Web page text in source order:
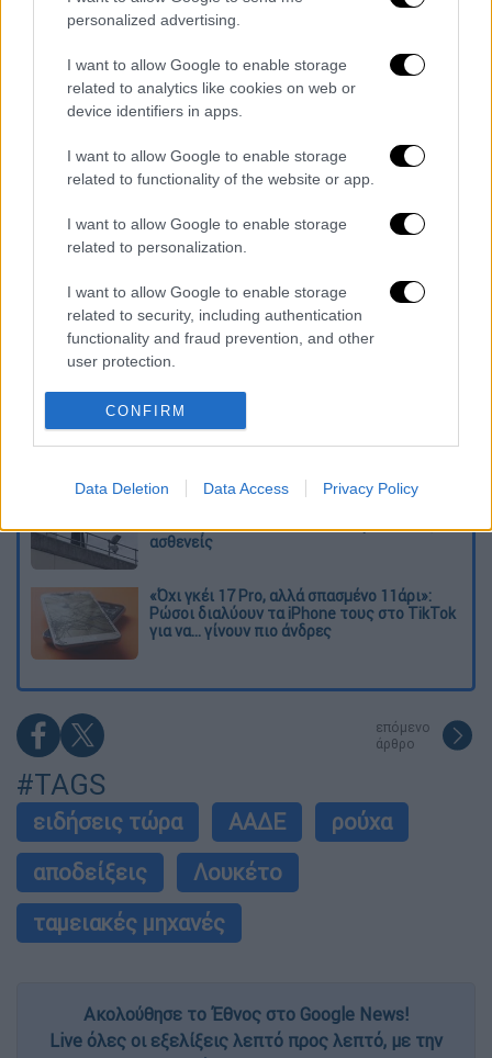
personalized advertising.
I want to allow Google to enable storage
related to analytics like cookies on web or
device identifiers in apps.
I want to allow Google to enable storage
related to functionality of the website or app.
I want to allow Google to enable storage
related to personalization.
I want to allow Google to enable storage
related to security, including authentication
functionality and fraud prevention, and other
user protection.
CONFIRM
Data Deletion Data Access Privacy Policy
Διαβάστε ακόμη
Εκτελέσεις, συλλήψεις και νέοι
περιορισμοί: Το Ιράν σκληραίνει τη γραμμή
στο εσωτερικό εν μέσω πολέμου
Η πρώτη δήλωση της οικογένειας της
38χρονης Βρετανίδας που δολοφονήθηκε
στην Κυψέλη
ασθενείς
«Όχι γκέι 17 Pro, αλλά σπασμένο 11άρι»:
Ρώσοι διαλύουν τα iPhone τους στο TikTok
για να... γίνουν πιο άνδρες
επόμενο
άρθρο
#TAGS
ειδήσεις τώρα ΑΑΔΕ
ρούχα
αποδείξεις
Λουκέτο
ταμειακές μηχανές
Ακολούθησε το Έθνος στο Google News!
Live όλες οι εξελίξεις λεπτό προς λεπτό, με την